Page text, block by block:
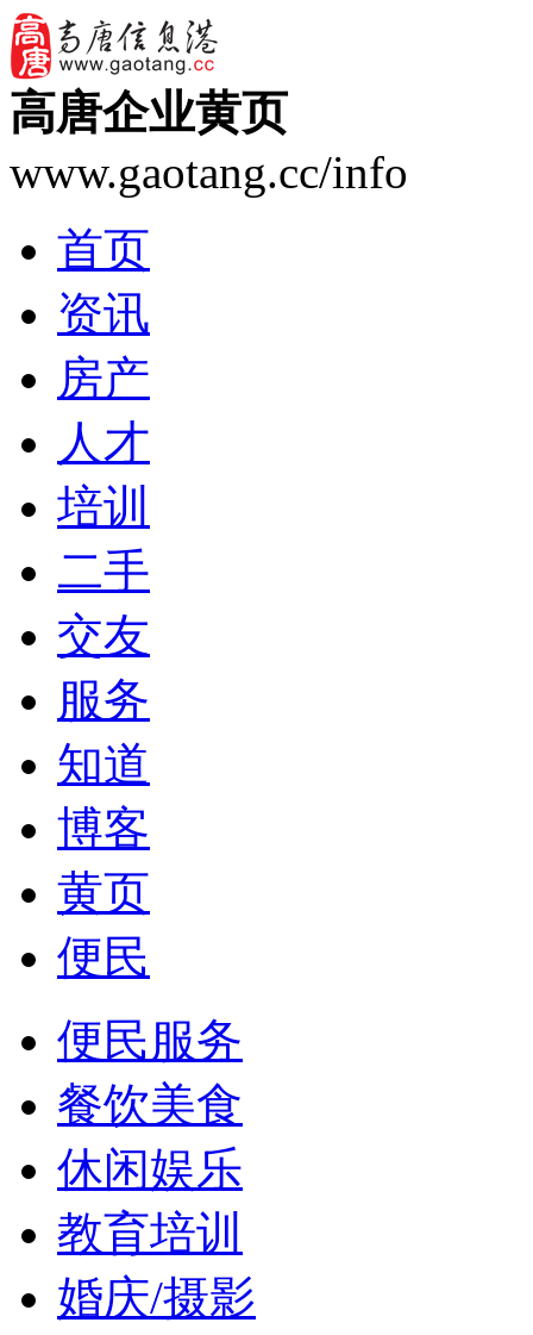
高唐企业黄页
www.gaotang.cc/info
首页
资讯
房产
人才
培训
二手
交友
服务
知道
博客
黄页
便民
便民服务
餐饮美食
休闲娱乐
教育培训
婚庆/摄影